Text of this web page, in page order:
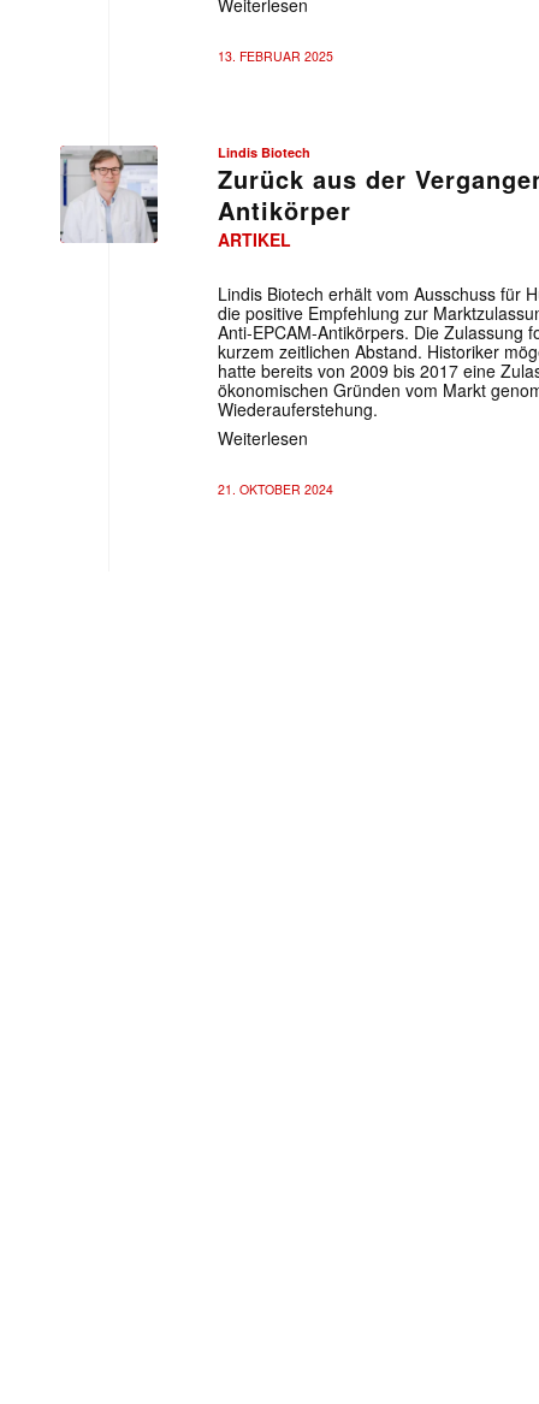
13. FEBRUAR 2025
Lindis Biotech
Zurück aus der
Antikörper
ARTIKEL
Lindis Biotech erhält vom Ausschuss für
die positive Empfehlung zur
Anti-EPCAM-Antikörpers. Die Zulassung
kurzem zeitlichen Abstand. Historiker
hatte bereits von 2009 bis 2017 eine
ökonomischen Gründen vom Markt
Wiederauferstehung.
Weiterlesen
21. OKTOBER 2024